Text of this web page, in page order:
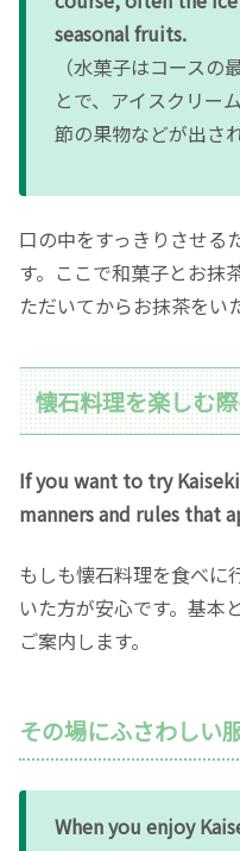
seasonal fruits.
（水菓子はコース
とで、アイスクリー
節の果物などが出さ
口の中をすっきりさせる
す。ここで和菓子とお抹
ただいてからお抹茶をい
懐石料理を楽しむ
If you want to try
manners and rules that
もしも懐石料理を食べに
いた方が安心です。基本
ご案内します。
その場にふさわしい
When you enjoy